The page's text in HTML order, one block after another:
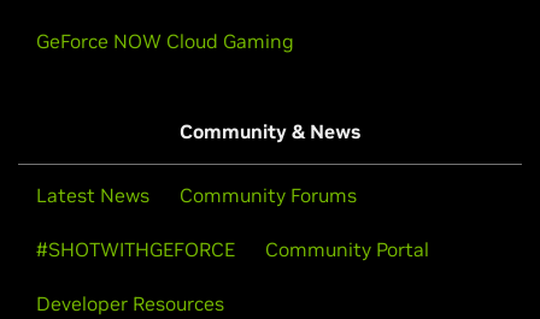
GeForce NOW Cloud Gaming
Community & News
Latest News Community Forums
#SHOTWITHGEFORCE Community Portal
Developer Resources